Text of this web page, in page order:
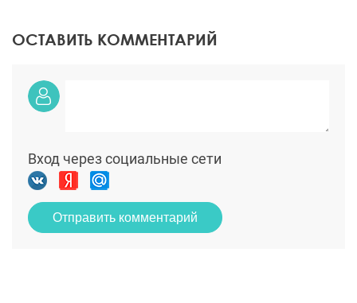
ОСТАВИТЬ КОММЕНТАРИЙ
Вход через социальные сети
Отправить комментарий